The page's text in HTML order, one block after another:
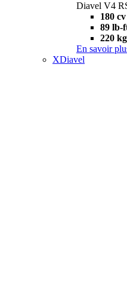
Diavel V4
180 cv
89 lb-
220 kg
En savoir
XDiavel